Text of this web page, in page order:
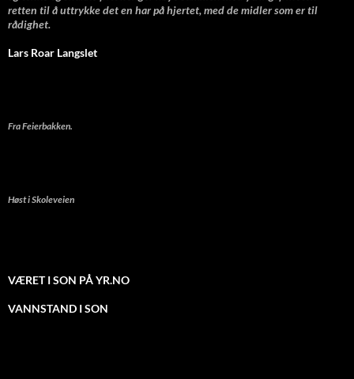
retten til å uttrykke det en har på hjertet, med de midler som er til
rådighet.
Lars Roar Langslet
Fra Feierbakken.
Høst i Skoleveien
VÆRET I SON PÅ YR.NO
VANNSTAND I SON